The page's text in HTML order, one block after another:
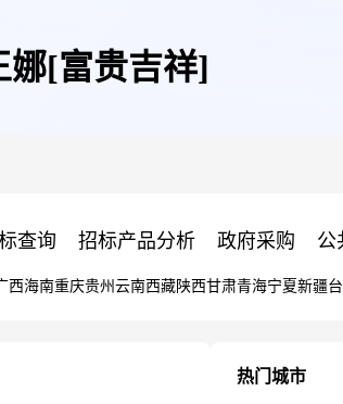
娜[富贵吉祥]
查询 招标产品分析 政府采购 公
西海南重庆贵州 云南西藏陕西甘肃青海宁夏新疆
热门城市